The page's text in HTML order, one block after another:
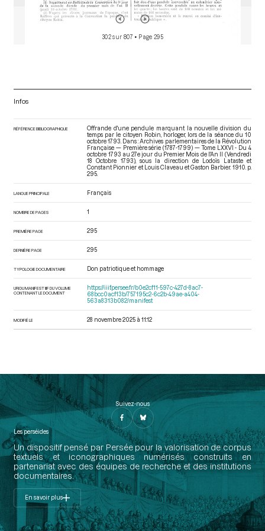
302 sur 807 • Page 295
Infos
RÉFÉRENCE BIBLIOGRAPHIQUE
Offrande d'une pendule marquant la nouvelle division du
temps par le citoyen Robin, horloger, lors de la séance du 10
octobre 1793. Dans : Archives parlementaires de la Révolution
Française — Première série (1787-1799) — Tome LXXVI - Du 4
octobre 1793 au 27e jour du Premier Mois de l'An II (Vendredi
18 Octobre 1793), sous la direction de Lodoïs Lataste et
Constant Pionnier et Louis Claveau et Gaston Barbier. 1910. p.
295.
LANGUE PRINCIPALE Français
NOMBRE DE PAGES 1
PREMIÈRE PAGE 295
DERNIÈRE PAGE 295
TYPOLOGIE DOCUMENTAIRE Don patriotique et hommage
URI DU MANIFEST IIIF DU VOLUME
CONTENANT LE DOCUMENT
https://iiif.persee.fr/b0e2cf11-597c-427d-8ac7-
68bcc0acf13b/757195c2-6c2b-49ae-a404-
563a8313b082/manifest
MODIFIÉ LE 28 novembre 2025 à 11:12
Suivez-nous
Les perséides
Un dispositif pensé par Persée pour la valorisation de corpus
textuels et iconographiques numérisés construits en
partenariat avec des équipes de recherche et des institutions
documentaires.
En savoir plus